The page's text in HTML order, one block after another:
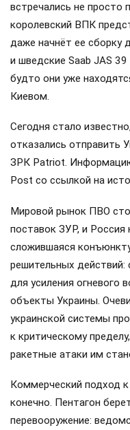
встречались не просто
королевский ВПК
даже начнёт ее сборку
и шведские Saab JAS
будто они уже
Киевом.
Сегодня стало
отказались отправить
ЗРК Patriot.
Post со ссылкой на
Мировой рынок ПВО
поставок ЗУР, и Россия
сложившаяся
решительных
для усиления огневого
объекты Украины.
украинской системы
к критическому
ракетные атаки им
Коммерческий подход
конечно. Пентагон
перевооружение: